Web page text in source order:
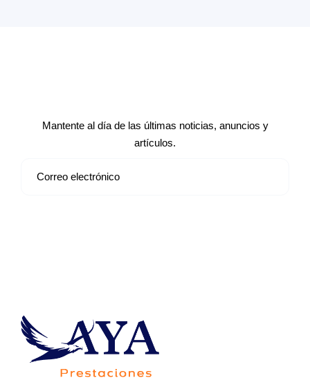
Mantente al día de las últimas noticias, anuncios y
artículos.